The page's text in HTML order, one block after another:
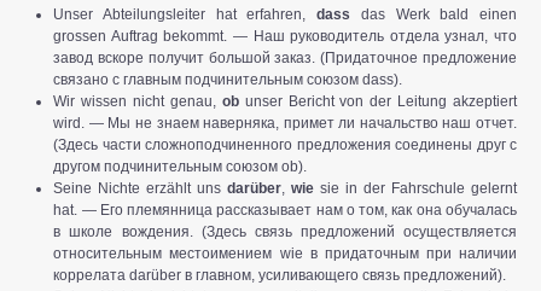
Unser Abteilungsleiter hat erfahren,dass das Werk bald einen
grossen Auftrag bekommt. — Наш руководитель отдела узнал, что
завод вскоре получит большой заказ. (Придаточное предложение
связано с главным подчинительным союзом dass).
Wir wissen nicht genau, obunser Bericht von der Leitung akzeptiert
wird. — Мы не знаем наверняка, примет ли начальство наш отчет.
(Здесь части сложноподчиненного предложения соединены друг с
другом подчинительным союзом ob).
Seine Nichte erzählt unsdarüber,wie sie in der Fahrschule gelernt
hat. — Его племянница рассказывает нам о том, как она обучалась
в школе вождения. (Здесь связь предложений осуществляется
относительным местоимением wie в придаточным при наличии
коррелата darüber в главном, усиливающего связь предложений).